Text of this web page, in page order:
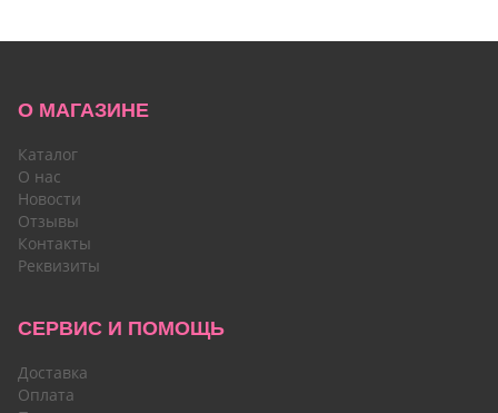
О МАГАЗИНЕ
Каталог
О нас
Новости
Отзывы
Контакты
Реквизиты
СЕРВИС И ПОМОЩЬ
Доставка
Оплата